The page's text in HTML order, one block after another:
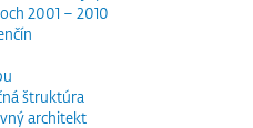
2001 – 2010
štruktúra
architekt